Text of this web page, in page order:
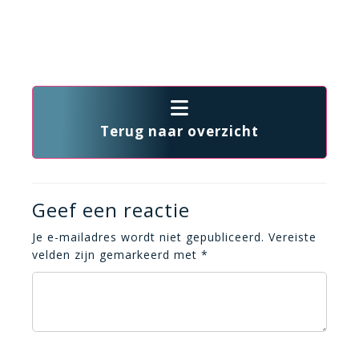
Terug naar overzicht
Geef een reactie
Je e-mailadres wordt niet gepubliceerd. Vereiste
velden zijn gemarkeerd met *